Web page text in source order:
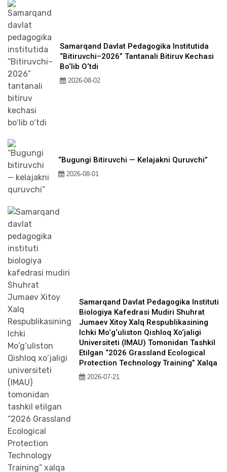
Samarqand Davlat Pedagogika Institutida
“Bitiruvchi–2026” Tantanali Bitiruv Kechasi
Bo‘lib O‘tdi
2026-08-02
“Bugungi Bitiruvchi — Kelajakni Quruvchi”
2026-08-01
Samarqand Davlat Pedagogika Instituti
Biologiya Kafedrasi Mudiri Shuhrat
Jumaev Xitoy Xalq Respublikasining
Ichki Mo‘g‘uliston Qishloq Xo‘jaligi
Universiteti (IMAU) Tomonidan Tashkil
Etilgan “2026 Grassland Ecological
Protection Technology Training” Xalqa
2026-07-21